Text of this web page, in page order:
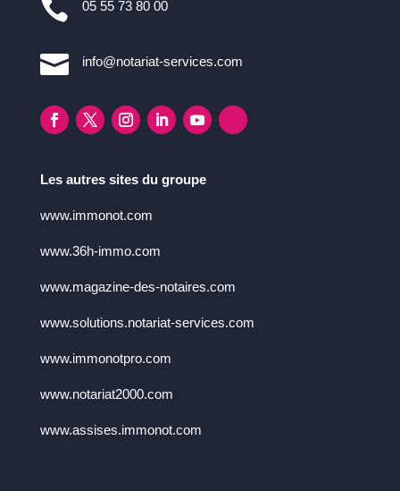
 05 55 73 80 00
 info@notariat-services.com
Les autres sites du groupe
www.immonot.com
www.36h-immo.com
www.magazine-des-notaires.com
www.solutions.notariat-services.com
www.immonotpro.com
www.notariat2000.com
www.assises.immonot.com